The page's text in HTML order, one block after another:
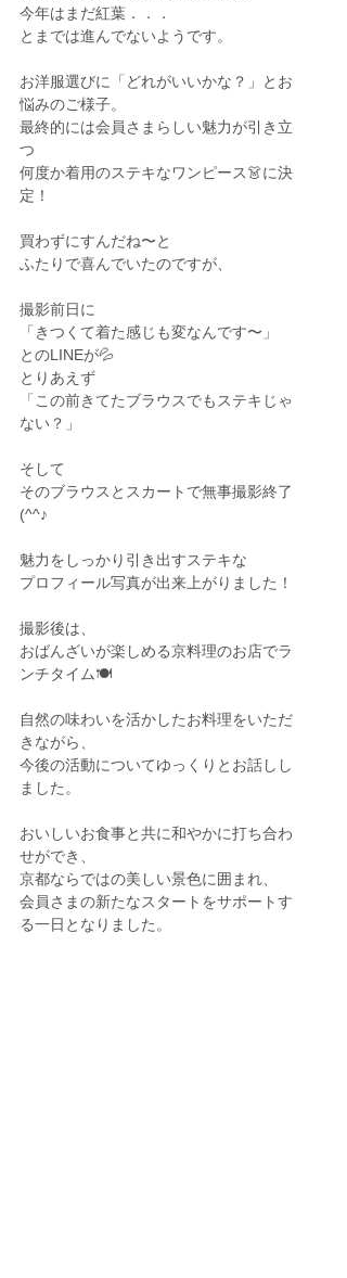
今年はまだ紅葉．．．
とまでは進んでないようです。
お洋服選びに「どれがいいかな？」とお
悩みのご様子。
最終的には会員さまらしい魅力が引き立
つ
何度か着用のステキなワンピース👗に決
定！
買わずにすんだね〜と
ふたりで喜んでいたのですが、
撮影前日に
「きつくて着た感じも変なんです〜」
とのLINEが💦
とりあえず
「この前きてたブラウスでもステキじゃ
ない？」
そして
そのブラウスとスカートで無事撮影終了
(^^♪
魅力をしっかり引き出すステキな
プロフィール写真が出来上がりました！
撮影後は、
おばんざいが楽しめる京料理のお店でラ
ンチタイム🍽️
自然の味わいを活かしたお料理をいただ
きながら、
今後の活動についてゆっくりとお話しし
ました。
おいしいお食事と共に和やかに打ち合わ
せができ、
京都ならではの美しい景色に囲まれ、
会員さまの新たなスタートをサポートす
る一日となりました。